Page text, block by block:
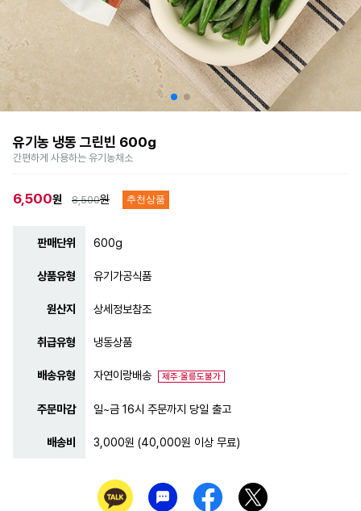
유기농 냉동 그린빈 600g
간편하게 사용하는 유기농채소
6,500원 8,500원 추천상품
판매단위 600g
상품유형 유기가공식품
원산지 상세정보참조
취급유형 냉동상품
배송유형 자연이랑배송 제주·울릉도불가
주문마감 일~금 16시 주문까지 당일 출고
배송비 3,000원 (40,000원 이상 무료)